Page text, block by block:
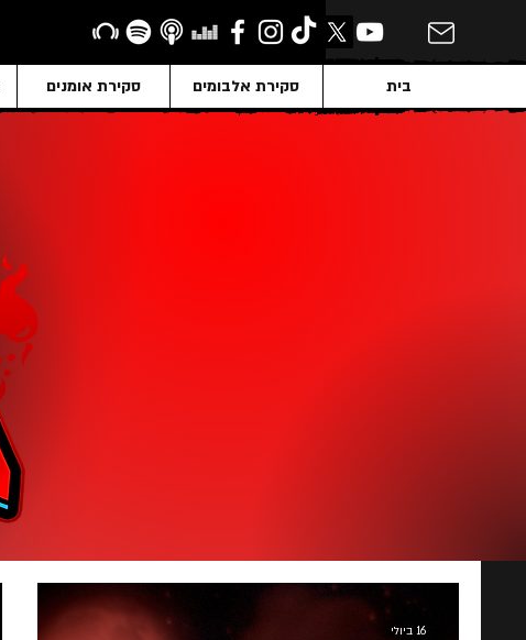
בית סקירת אלבומים סקירת אומנים
16 ביולי